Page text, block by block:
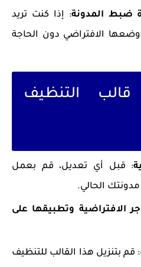
ضبط المدونة: إذا كنت تريد
الافتراضي دون الحاجة
قالب التنظيف
: قبل أي تعديل، قم بعمل
الحالي.
الافتراضية وتطبيقها على
: قم بتنزيل هذا القالب للتنظيف